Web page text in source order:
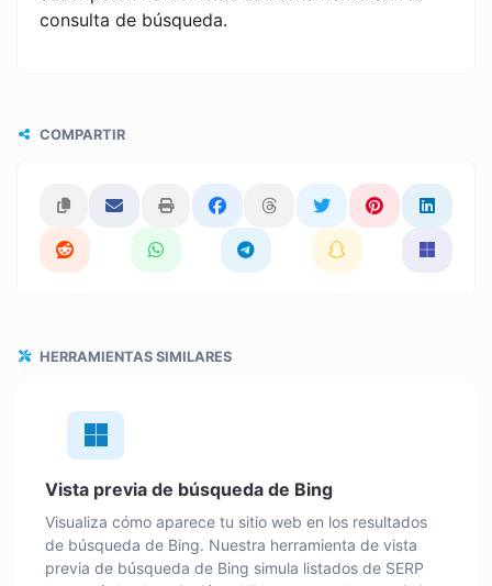
consulta de búsqueda.
COMPARTIR
HERRAMIENTAS SIMILARES
Vista previa de búsqueda de Bing
Visualiza cómo aparece tu sitio web en los resultados
de búsqueda de Bing. Nuestra herramienta de vista
previa de búsqueda de Bing simula listados de SERP